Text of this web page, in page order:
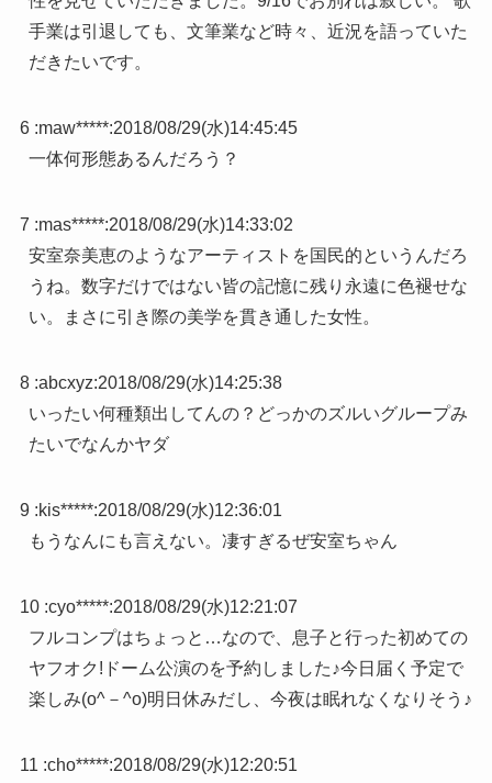
手業は引退しても、文筆業など時々、近況を語っていた
だきたいです。
6 :maw*****:2018/08/29(水)14:45:45
一体何形態あるんだろう？
7 :mas*****:2018/08/29(水)14:33:02
安室奈美恵のようなアーティストを国民的というんだろ
うね。数字だけではない皆の記憶に残り永遠に色褪せな
い。まさに引き際の美学を貫き通した女性。
8 :abcxyz:2018/08/29(水)14:25:38
いったい何種類出してんの？どっかのズルいグループみ
たいでなんかヤダ
9 :kis*****:2018/08/29(水)12:36:01
もうなんにも言えない。凄すぎるぜ安室ちゃん
10 :cyo*****:2018/08/29(水)12:21:07
フルコンプはちょっと…なので、息子と行った初めての
ヤフオク!ドーム公演のを予約しました♪今日届く予定で
楽しみ(o^－^o)明日休みだし、今夜は眠れなくなりそう♪
11 :cho*****:2018/08/29(水)12:20:51